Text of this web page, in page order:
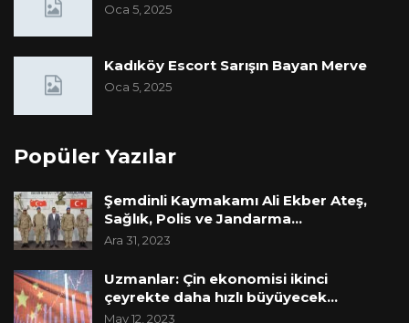
Oca 5, 2025
Kadıköy Escort Sarışın Bayan Merve
Oca 5, 2025
Popüler Yazılar
Şemdinli Kaymakamı Ali Ekber Ateş,
Sağlık, Polis ve Jandarma…
Ara 31, 2023
Uzmanlar: Çin ekonomisi ikinci
çeyrekte daha hızlı büyüyecek…
May 12, 2023